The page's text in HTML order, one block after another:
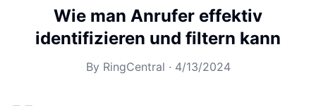
Wie man Anrufer effektiv
identifizieren und filtern kann
By RingCentral · 4/13/2024